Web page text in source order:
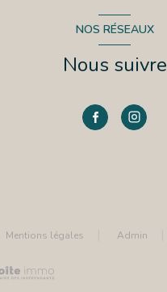
NOS RÉSEAUX
Nous suivre
Mentions légales Admin